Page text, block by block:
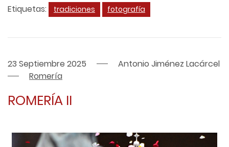
Etiquetas: tradiciones fotografía
23 Septiembre 2025
Antonio Jiménez Lacárcel
Romería
ROMERÍA II